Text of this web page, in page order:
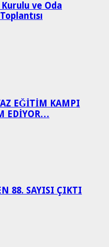
ve Oda
EĞİTİM KAMPI
EDİYOR…
88. SAYISI ÇIKTI